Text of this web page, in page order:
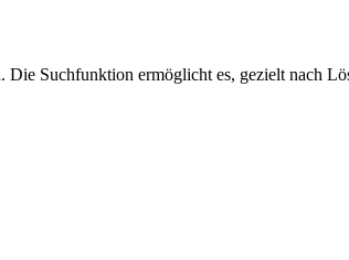
Suchfunktion ermöglicht es, gezielt nach